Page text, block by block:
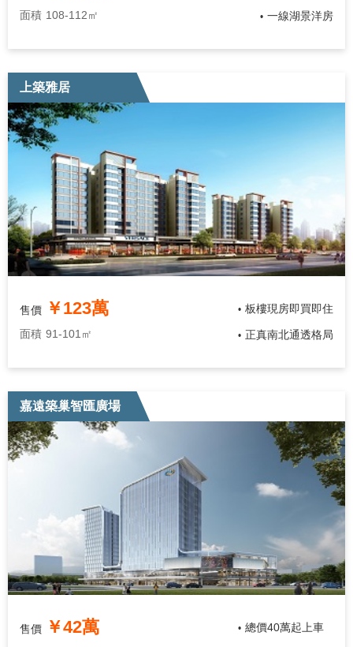
面積 108-112㎡ • 一線湖景洋房
上築雅居
售價 ￥123萬
面積 91-101㎡
• 板樓現房即買即住
• 正真南北通透格局
嘉遠築巢智匯廣場
售價 ￥42萬 • 總價40萬起上車